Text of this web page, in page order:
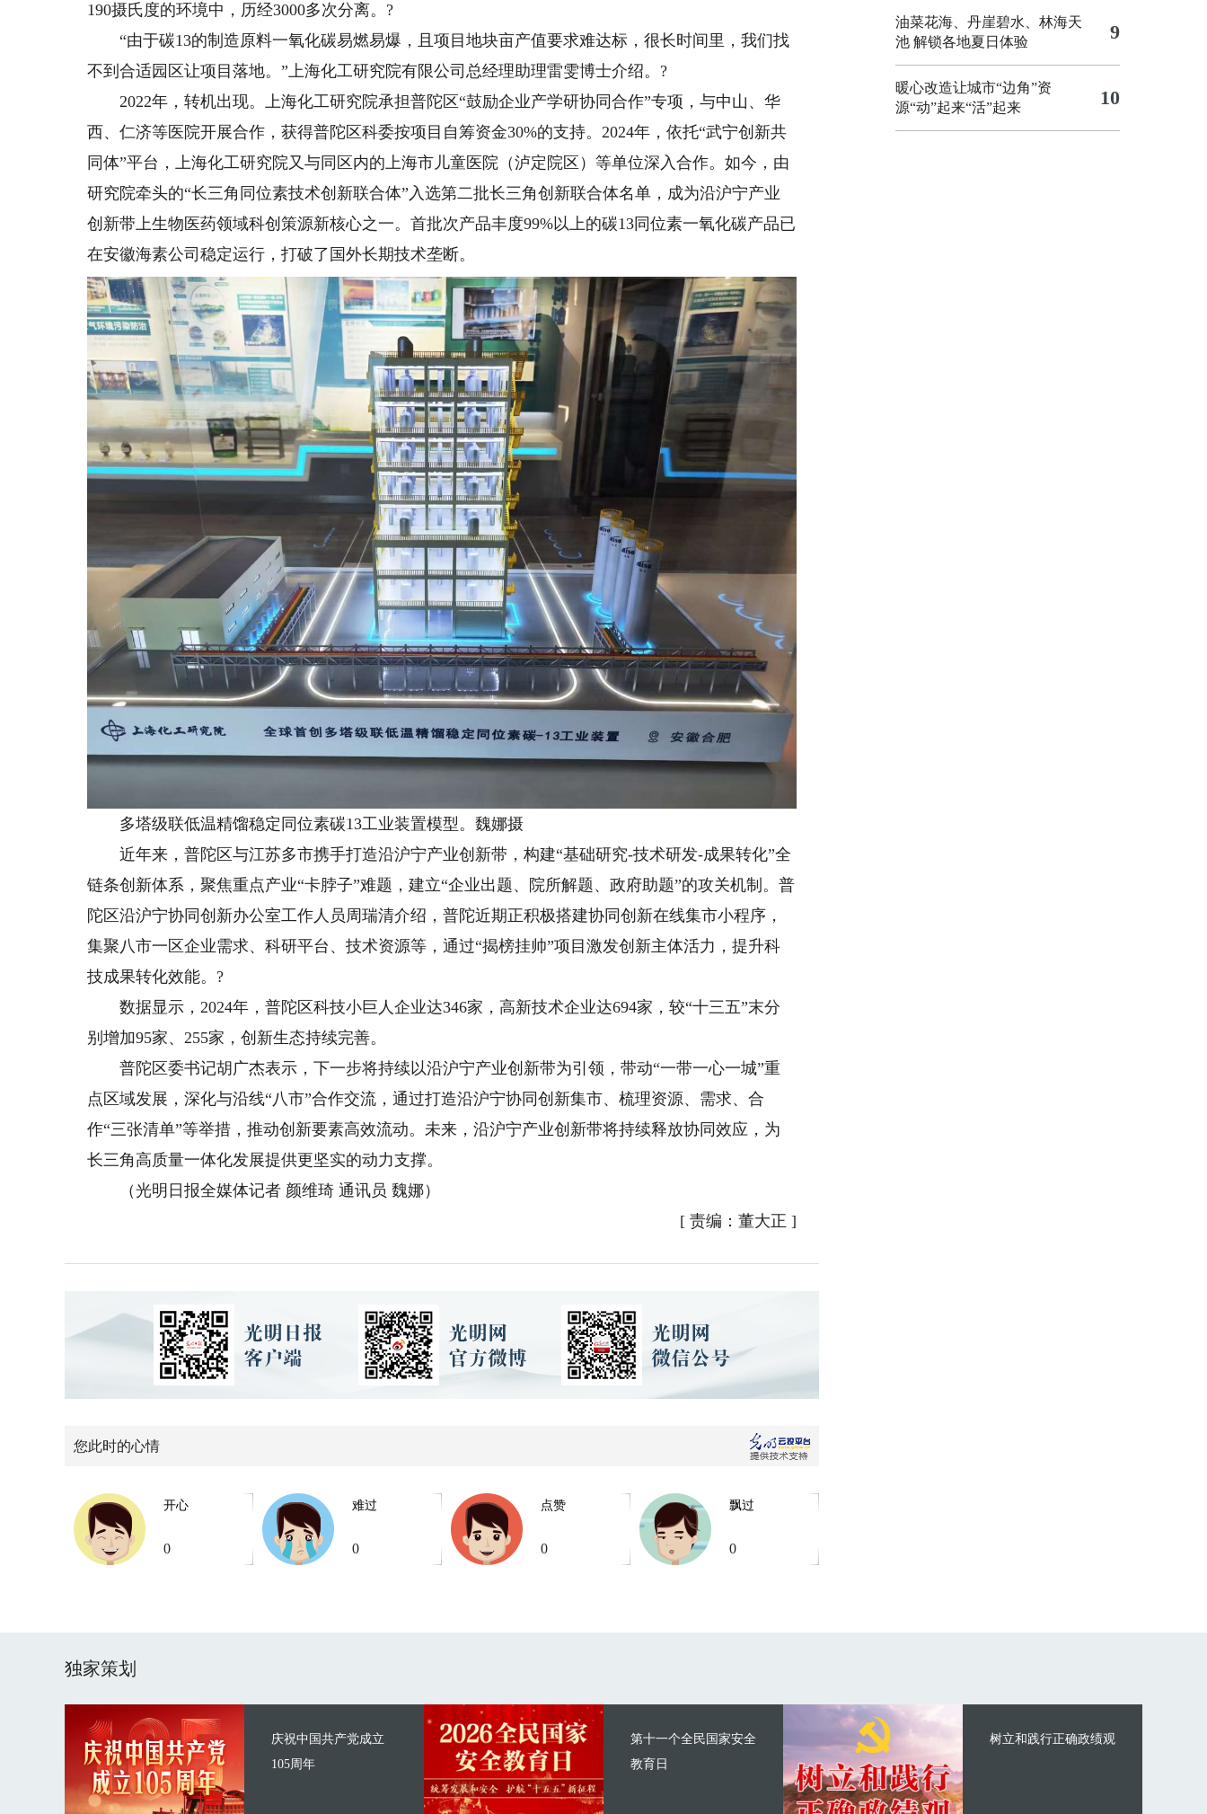
190摄氏度的环境中，历经3000多次分离。?
“由于碳13的制造原料一氧化碳易燃易爆，且项目地块亩产值要求难达标，很长时间里，我们找
不到合适园区让项目落地。”上海化工研究院有限公司总经理助理雷雯博士介绍。?
2022年，转机出现。上海化工研究院承担普陀区“鼓励企业产学研协同合作”专项，与中山、华
西、仁济等医院开展合作，获得普陀区科委按项目自筹资金30%的支持。2024年，依托“武宁创新共
同体”平台，上海化工研究院又与同区内的上海市儿童医院（泸定院区）等单位深入合作。如今，由
研究院牵头的“长三角同位素技术创新联合体”入选第二批长三角创新联合体名单，成为沿沪宁产业
创新带上生物医药领域科创策源新核心之一。首批次产品丰度99%以上的碳13同位素一氧化碳产品已
在安徽海素公司稳定运行，打破了国外长期技术垄断。
多塔级联低温精馏稳定同位素碳13工业装置模型。魏娜摄
近年来，普陀区与江苏多市携手打造沿沪宁产业创新带，构建“基础研究-技术研发-成果转化”全
链条创新体系，聚焦重点产业“卡脖子”难题，建立“企业出题、院所解题、政府助题”的攻关机制。普
陀区沿沪宁协同创新办公室工作人员周瑞清介绍，普陀近期正积极搭建协同创新在线集市小程序，
集聚八市一区企业需求、科研平台、技术资源等，通过“揭榜挂帅”项目激发创新主体活力，提升科
技成果转化效能。?
数据显示，2024年，普陀区科技小巨人企业达346家，高新技术企业达694家，较“十三五”末分
别增加95家、255家，创新生态持续完善。
普陀区委书记胡广杰表示，下一步将持续以沿沪宁产业创新带为引领，带动“一带一心一城”重
点区域发展，深化与沿线“八市”合作交流，通过打造沿沪宁协同创新集市、梳理资源、需求、合
作“三张清单”等举措，推动创新要素高效流动。未来，沿沪宁产业创新带将持续释放协同效应，为
长三角高质量一体化发展提供更坚实的动力支撑。
（光明日报全媒体记者 颜维琦 通讯员 魏娜）
[ 责编：董大正 ]
您此时的心情
开心
0
难过
0
点赞
0
飘过
0
油菜花海、丹崖碧水、林海天
池 解锁各地夏日体验
9
暖心改造让城市“边角”资
源“动”起来“活”起来
10
独家策划
庆祝中国共产党成立
105周年
第十一个全民国家安全
教育日
树立和践行正确政绩观